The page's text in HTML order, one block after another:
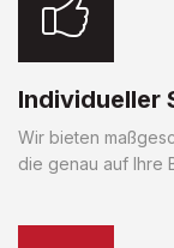
Individueller
Wir bieten
die genau auf Ihre